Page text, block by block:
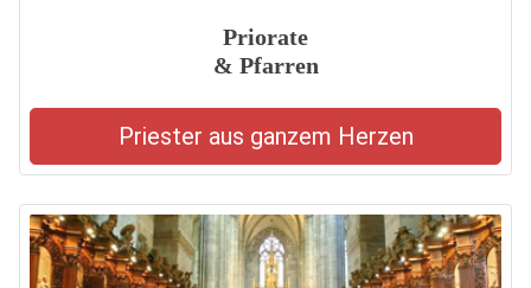
Priorate
& Pfarren
Priester aus ganzem Herzen